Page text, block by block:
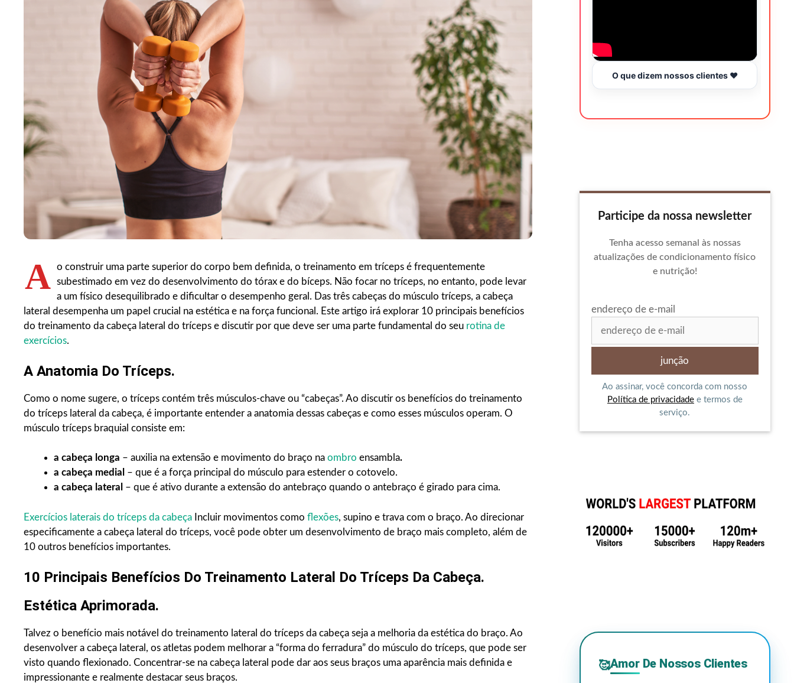
A o construir uma parte superior do corpo bem definida, o treinamento em tríceps é frequentemente
subestimado em vez do desenvolvimento do tórax e do bíceps. Não focar no tríceps, no entanto, pode levar
a um físico desequilibrado e dificultar o desempenho geral. Das três cabeças do músculo tríceps, a cabeça
lateral desempenha um papel crucial na estética e na força funcional. Este artigo irá explorar 10 principais benefícios
do treinamento da cabeça lateral do tríceps e discutir por que deve ser uma parte fundamental do seu rotina de
exercícios.
A Anatomia Do Tríceps.
Como o nome sugere, o tríceps contém três músculos-chave ou “cabeças”. Ao discutir os benefícios do treinamento
do tríceps lateral da cabeça, é importante entender a anatomia dessas cabeças e como esses músculos operam. O
músculo tríceps braquial consiste em:
a cabeça longa – auxilia na extensão e movimento do braço na ombro ensambla.
a cabeça medial – que é a força principal do músculo para estender o cotovelo.
a cabeça lateral – que é ativo durante a extensão do antebraço quando o antebraço é girado para cima.
Exercícios laterais do tríceps da cabeça Incluir movimentos como flexões, supino e trava com o braço. Ao direcionar
especificamente a cabeça lateral do tríceps, você pode obter um desenvolvimento de braço mais completo, além de
10 outros benefícios importantes.
10 Principais Benefícios Do Treinamento Lateral Do Tríceps Da Cabeça.
Estética Aprimorada.
Talvez o benefício mais notável do treinamento lateral do tríceps da cabeça seja a melhoria da estética do braço. Ao
desenvolver a cabeça lateral, os atletas podem melhorar a “forma do ferradura” do músculo do tríceps, que pode ser
visto quando flexionado. Concentrar-se na cabeça lateral pode dar aos seus braços uma aparência mais definida e
impressionante e realmente destacar seus braços.
O que dizem nossos clientes ❤️
Participe da nossa newsletter
Tenha acesso semanal às nossas
atualizações de condicionamento físico
e nutrição!
endereço de e-mail
Ao assinar, você concorda com nosso
Política de privacidadee termos de
serviço.
🥰Amor De Nossos Clientes